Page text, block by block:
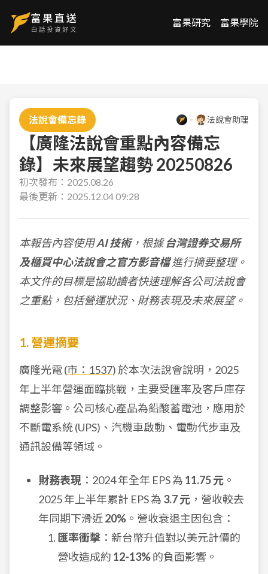
富果研究 富果學院
法說會備忘錄 法說會助理
【廣隆法說會重點內容備忘
錄】未來展望趨勢 20250826
初次發布： 2025.08.26
最後更新： 2025.12.04 09:28
本報告內容使用AI 技術，根據台灣證券交易所
及櫃買中心法說會之官方影音檔進行摘要整理。
本文件的目標是協助讀者快速理解各公司法說會
之重點，包括營運狀況、財務表現及未來展望。
1. 營運摘要
廣隆光電 (市：1537) 於本次法說會說明，2025
年上半年營運面臨挑戰，主要受匯率及客戶庫存
調整影響。公司核心產品為鉛酸蓄電池，應用於
不斷電系統 (UPS)、汽機車啟動、電動代步車及
通訊設備等領域。
財務表現 ：2024 年全年 EPS 為 11.75 元 。
2025 年上半年累計 EPS 為 3.7 元 ，營收較去
年同期下滑近20% 。營收衰退主因包含：
匯率衝擊 ：新台幣升值對以美元計價的
營收造成約 12-13%的負面影響。